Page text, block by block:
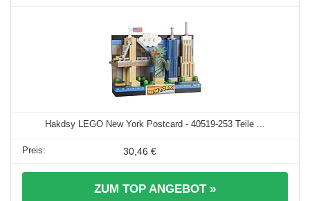
Hakdsy LEGO New York Postcard - 40519-253 Teile ...
30,46 €
ZUM TOP ANGEBOT »